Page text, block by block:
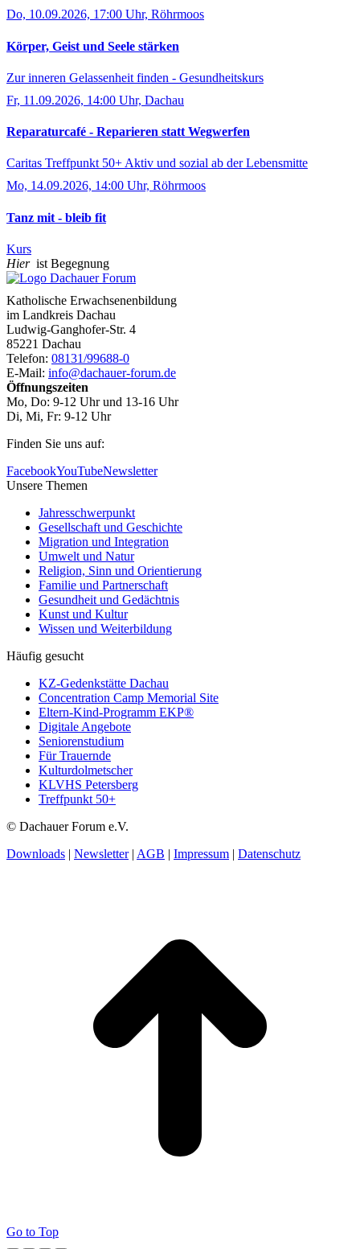
Do, 10.09.2026, 17:00 Uhr, Röhrmoos
Körper, Geist und Seele stärken
Zur inneren Gelassenheit finden - Gesundheitskurs
Fr, 11.09.2026, 14:00 Uhr, Dachau
Reparaturcafé - Reparieren statt Wegwerfen
Caritas Treffpunkt 50+ Aktiv und sozial ab der Lebensmitte
Mo, 14.09.2026, 14:00 Uhr, Röhrmoos
Tanz mit - bleib fit
Kurs
Hierist Begegnung
Katholische Erwachsenenbildung
im Landkreis Dachau
Ludwig-Ganghofer-Str. 4
85221 Dachau
Telefon: 08131/99688-0
E-Mail: info@dachauer-forum.de
Öffnungszeiten
Mo, Do: 9-12 Uhr und 13-16 Uhr
Di, Mi, Fr: 9-12 Uhr
Finden Sie uns auf:
FacebookYouTubeNewsletter
Unsere Themen
Jahresschwerpunkt
Gesellschaft und Geschichte
Migration und Integration
Umwelt und Natur
Religion, Sinn und Orientierung
Familie und Partnerschaft
Gesundheit und Gedächtnis
Kunst und Kultur
Wissen und Weiterbildung
Häufig gesucht
KZ-Gedenkstätte Dachau
Concentration Camp Memorial Site
Eltern-Kind-Programm EKP®
Digitale Angebote
Seniorenstudium
Für Trauernde
Kulturdolmetscher
KLVHS Petersberg
Treffpunkt 50+
© Dachauer Forum e.V.
Downloads | Newsletter| AGB | Impressum | Datenschutz
Go to Top